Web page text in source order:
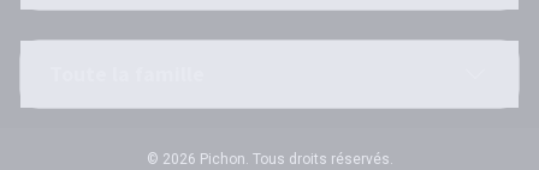
© 2026 Pichon. Tous droits réservés.